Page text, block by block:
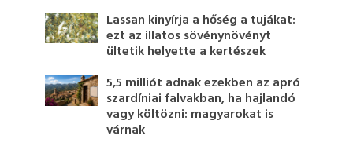
Lassan kinyírja a hőség a tujákat:
ezt az illatos sövénynövényt
ültetik helyette a kertészek
5,5 milliót adnak ezekben az apró
szardíniai falvakban, ha hajlandó
vagy költözni: magyarokat is
várnak